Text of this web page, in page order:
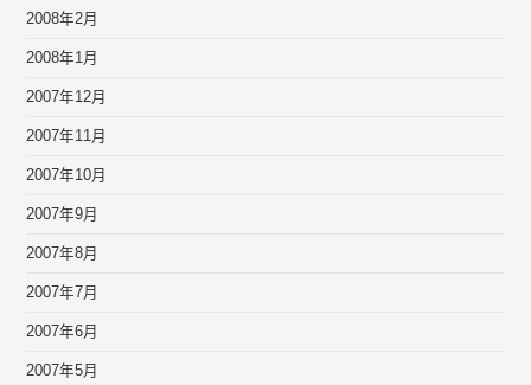
2008年2月
2008年1月
2007年12月
2007年11月
2007年10月
2007年9月
2007年8月
2007年7月
2007年6月
2007年5月